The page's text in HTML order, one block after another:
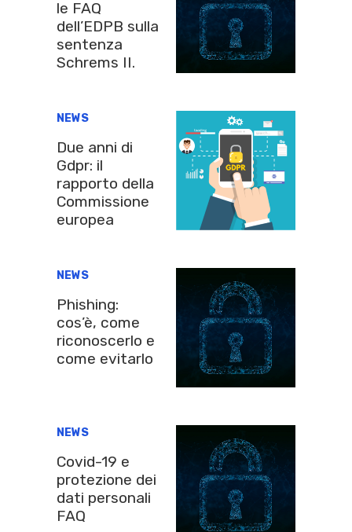
le FAQ
dell’EDPB sulla
sentenza
Schrems II.
NEWS
Due anni di
Gdpr: il
rapporto della
Commissione
europea
NEWS
Phishing:
cos’è, come
riconoscerlo e
come evitarlo
NEWS
Covid-19 e
protezione dei
dati personali
FAQ